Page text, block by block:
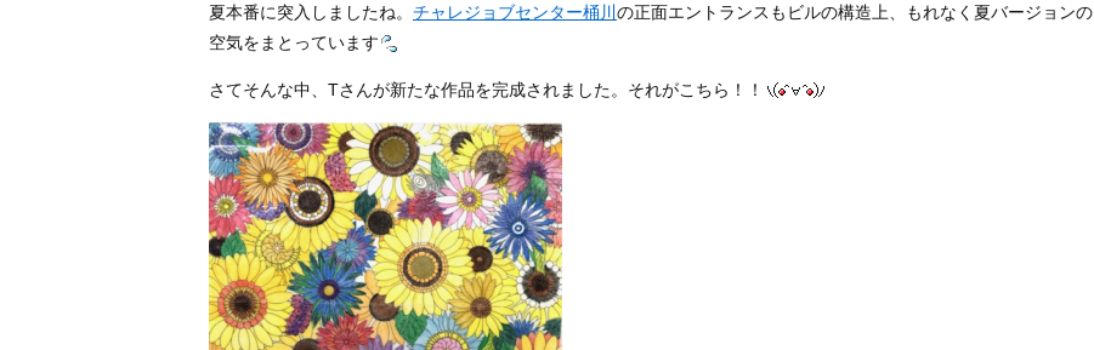
夏本番に突入しましたね。 チャレジョブセンター桶川の正面エントランスもビルの構造上、もれなく夏バージョンの
空気をまとっています
さてそんな中、Tさんが新たな作品を完成されました。それがこちら！！